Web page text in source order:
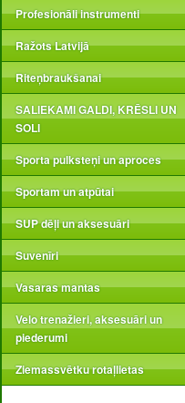
Profesionāli instrumenti
Ražots Latvijā
Riteņbraukšanai
SALIEKAMI GALDI, KRĒSLI UN
SOLI
Sporta pulksteņi un aproces
Sportam un atpūtai
SUP dēļi un aksesuāri
Suvenīri
Vasaras mantas
Velo trenažieri, aksesuāri un
piederumi
Ziemassvētku rotaļlietas